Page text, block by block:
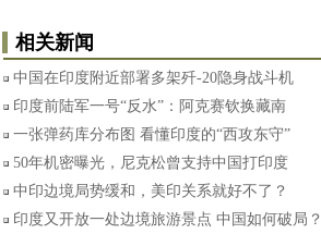
相关新闻
中国在印度附近部署多架歼-20隐身战斗机
印度前陆军一号“反水”：阿克赛钦换藏南
一张弹药库分布图 看懂印度的“西攻东守”
50年机密曝光，尼克松曾支持中国打印度
中印边境局势缓和，美印关系就好不了？
印度又开放一处边境旅游景点 中国如何破局？